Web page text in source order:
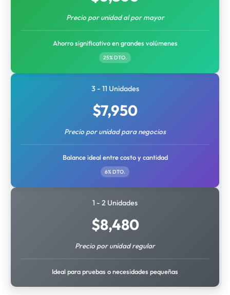
Precio por unidad al por mayor
Ahorro significativo en grandes volúmenes
25% DTO.
3 - 11 Unidades
$7,950
Precio por unidad para negocios
Balance ideal entre costo y cantidad
6% DTO.
1 - 2 Unidades
$8,480
Precio por unidad regular
Ideal para pruebas o necesidades pequeñas